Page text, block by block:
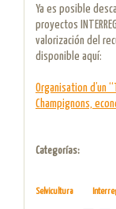
Ya es posible
proyectos
valorización del
disponible aquí:
Organisation d’un
Champignons,
Categorías:
Selvicultura